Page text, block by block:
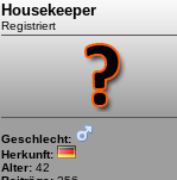
Housekeeper
Registriert
Geschlecht:
Herkunft:
Alter: 42